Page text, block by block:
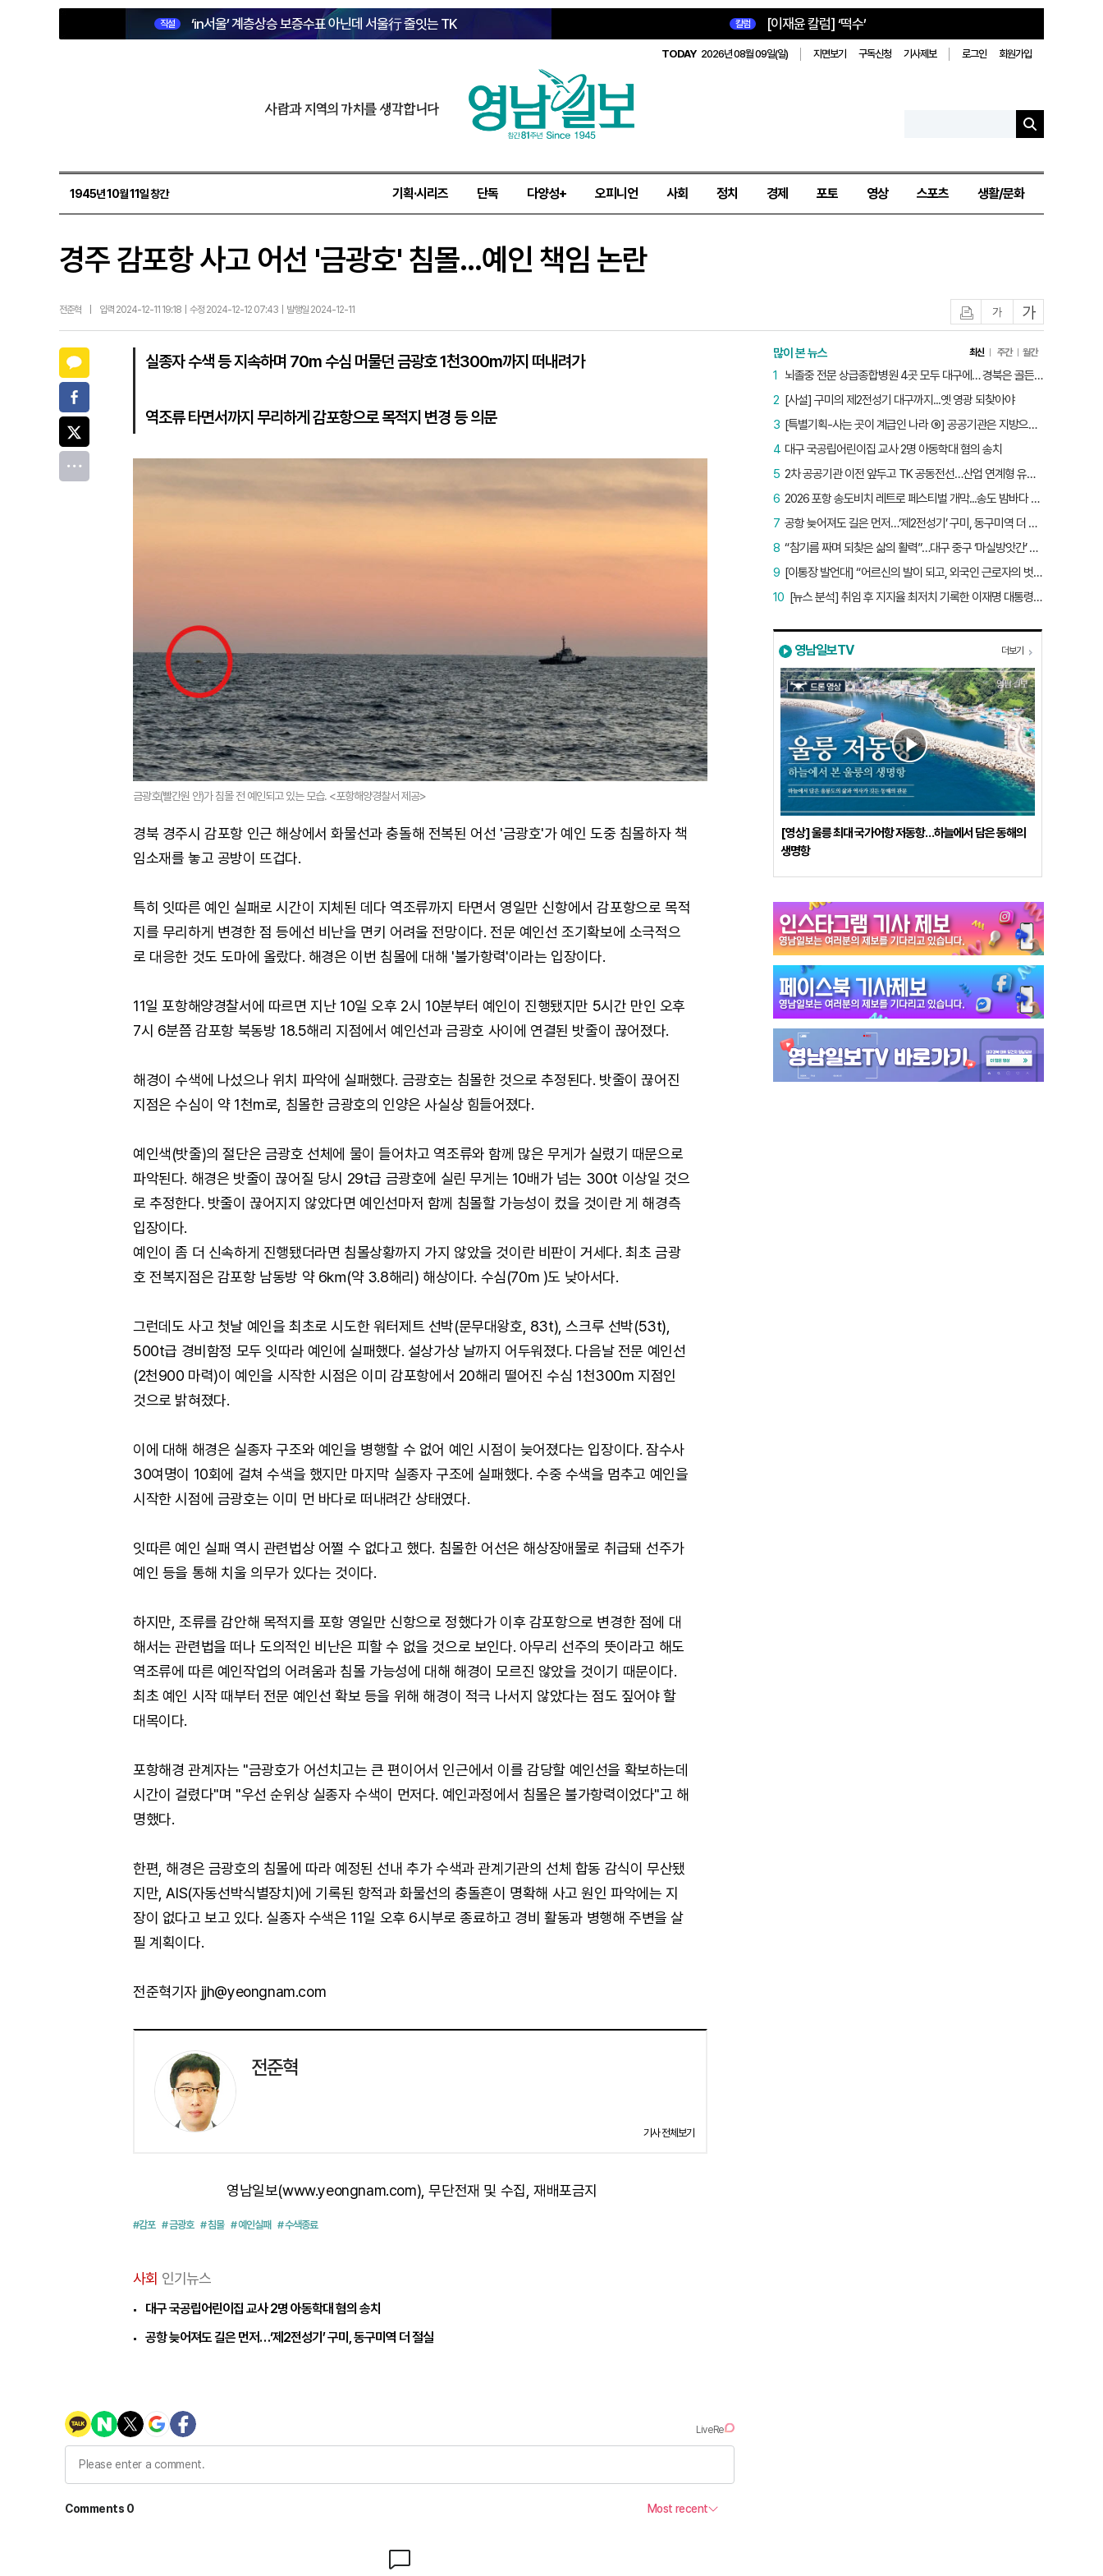
직설 ‘in서울’ 계층상승 보증수표 아닌데 서울行 줄잇는 TK 칼럼 [이재윤 칼럼] ‘떡수’
TODAY 2026년 08월 09일(일) 지면보기 구독신청 기사제보 로그인 회원가입
사람과 지역의 가치를 생각합니다
1945년 10월 11일 창간 기획·시리즈 단독 다양성+ 오피니언 사회 정치 경제 포토 영상 스포츠 생활/문화
경주 감포항 사고 어선 '금광호' 침몰...예인 책임 논란
전준혁 입력 2024-12-11 19:18 | 수정 2024-12-12 07:43 | 발행일 2024-12-11 글자작게글자크게
실종자 수색 등 지속하며 70m 수심 머물던 금광호 1천300m까지 떠내려가
역조류 타면서까지 무리하게 감포항으로 목적지 변경 등 의문
금광호(빨간원 안)가 침몰 전 예인되고 있는 모습. <포항해양경찰서 제공>
경북 경주시 감포항 인근 해상에서 화물선과 충돌해 전복된 어선 '금광호'가 예인 도중 침몰하자 책
임소재를 놓고 공방이 뜨겁다.
특히 잇따른 예인 실패로 시간이 지체된 데다 역조류까지 타면서 영일만 신항에서 감포항으로 목적
지를 무리하게 변경한 점 등에선 비난을 면키 어려울 전망이다. 전문 예인선 조기확보에 소극적으
로 대응한 것도 도마에 올랐다. 해경은 이번 침몰에 대해 '불가항력'이라는 입장이다.
11일 포항해양경찰서에 따르면 지난 10일 오후 2시 10분부터 예인이 진행됐지만 5시간 만인 오후
7시 6분쯤 감포항 북동방 18.5해리 지점에서 예인선과 금광호 사이에 연결된 밧줄이 끊어졌다.
해경이 수색에 나섰으나 위치 파악에 실패했다. 금광호는 침몰한 것으로 추정된다. 밧줄이 끊어진
지점은 수심이 약 1천m로, 침몰한 금광호의 인양은 사실상 힘들어졌다.
예인색(밧줄)의 절단은 금광호 선체에 물이 들어차고 역조류와 함께 많은 무게가 실렸기 때문으로
파악된다. 해경은 밧줄이 끊어질 당시 29t급 금광호에 실린 무게는 10배가 넘는 300t 이상일 것으
로 추정한다. 밧줄이 끊어지지 않았다면 예인선마저 함께 침몰할 가능성이 컸을 것이란 게 해경측
입장이다.
예인이 좀 더 신속하게 진행됐더라면 침몰상황까지 가지 않았을 것이란 비판이 거세다. 최초 금광
호 전복지점은 감포항 남동방 약 6㎞(약 3.8해리) 해상이다. 수심(70m )도 낮아서다.
그런데도 사고 첫날 예인을 최초로 시도한 워터제트 선박(문무대왕호, 83t), 스크루 선박(53t),
500t급 경비함정 모두 잇따라 예인에 실패했다. 설상가상 날까지 어두워졌다. 다음날 전문 예인선
(2천900 마력)이 예인을 시작한 시점은 이미 감포항에서 20해리 떨어진 수심 1천300m 지점인
것으로 밝혀졌다.
이에 대해 해경은 실종자 구조와 예인을 병행할 수 없어 예인 시점이 늦어졌다는 입장이다. 잠수사
30여명이 10회에 걸쳐 수색을 했지만 마지막 실종자 구조에 실패했다. 수중 수색을 멈추고 예인을
시작한 시점에 금광호는 이미 먼 바다로 떠내려간 상태였다.
잇따른 예인 실패 역시 관련법상 어쩔 수 없다고 했다. 침몰한 어선은 해상장애물로 취급돼 선주가
예인 등을 통해 치울 의무가 있다는 것이다.
하지만, 조류를 감안해 목적지를 포항 영일만 신항으로 정했다가 이후 감포항으로 변경한 점에 대
해서는 관련법을 떠나 도의적인 비난은 피할 수 없을 것으로 보인다. 아무리 선주의 뜻이라고 해도
역조류에 따른 예인작업의 어려움과 침몰 가능성에 대해 해경이 모르진 않았을 것이기 때문이다.
최초 예인 시작 때부터 전문 예인선 확보 등을 위해 해경이 적극 나서지 않았다는 점도 짚어야 할
대목이다.
포항해경 관계자는 "금광호가 어선치고는 큰 편이어서 인근에서 이를 감당할 예인선을 확보하는데
시간이 걸렸다"며 "우선 순위상 실종자 수색이 먼저다. 예인과정에서 침몰은 불가항력이었다"고 해
명했다.
한편, 해경은 금광호의 침몰에 따라 예정된 선내 추가 수색과 관계기관의 선체 합동 감식이 무산됐
지만, AIS(자동선박식별장치)에 기록된 항적과 화물선의 충돌흔이 명확해 사고 원인 파악에는 지
장이 없다고 보고 있다. 실종자 수색은 11일 오후 6시부로 종료하고 경비 활동과 병행해 주변을 살
필 계획이다.
전준혁기자 jjh@yeongnam.com
전준혁
기사 전체보기
영남일보(www.yeongnam.com), 무단전재 및 수집, 재배포금지
#감포 # 금광호 # 침몰 # 예인실패 # 수색종료
사회 인기뉴스
대구 국공립어린이집 교사 2명 아동학대 혐의 송치
공항 늦어져도 길은 먼저…‘제2전성기’ 구미, 동구미역 더 절실
많이 본 뉴스 최신 주간 월간
뇌졸중 전문 상급종합병원 4곳 모두 대구에… 경북은 골든타임 사각지대
1
[사설] 구미의 제2전성기 대구까지...옛 영광 되찾아야
2
[특별기획-사는 곳이 계급인 나라 ⑨] 공공기관은 지방으로 왔지만, 그들이 사는 곳은 서울이었다
3
대구 국공립어린이집 교사 2명 아동학대 혐의 송치
4
2차 공공기관 이전 앞두고 TK 공동전선…산업 연계형 유치 승부수
5
2026 포항 송도비치 레트로 페스티벌 개막...송도 밤바다 달군 레트로 열기
6
공항 늦어져도 길은 먼저…‘제2전성기’ 구미, 동구미역 더 절실
7
“참기름 짜며 되찾은 삶의 활력”…대구 중구 ‘마실방앗간’ 어르신들의 인생 2막
8
[이통장 발언대] “어르신의 발이 되고, 외국인 근로자의 벗이 되고”…박상철 이장의 ‘사람 농사’
9
[뉴스 분석] 취임 후 지지율 최저치 기록한 이재명 대통령…왜?
10
영남일보TV 더보기
[영상] 울릉 최대 국가어항 저동항…하늘에서 담은 동해의
생명항